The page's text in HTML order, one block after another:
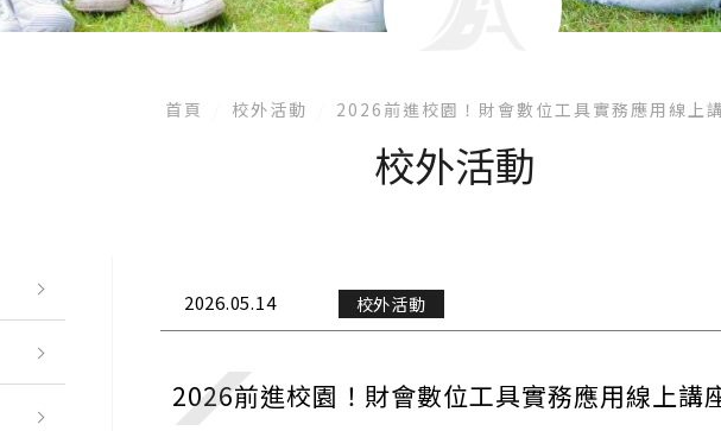
首頁 校外活動 2026前進校園！財會數位工具實務應用線上
校外活動
2026.05.14 校外活動
2026前進校園！財會數位工具實務應用線上講